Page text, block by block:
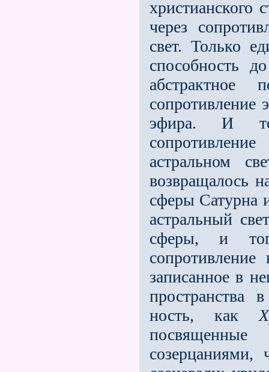
христианского
через
свет. Только
способность
абстрактное
сопротивление
эфира. И
астраль­ном
возвращалось
сферы Сатурна
астральный
сферы, и
записанное в
пространства
ность, как